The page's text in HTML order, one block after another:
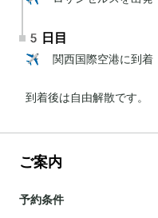
5日目
✈️ 関西国際空港に
到着後は自由解散です。
ご案内
予約条件